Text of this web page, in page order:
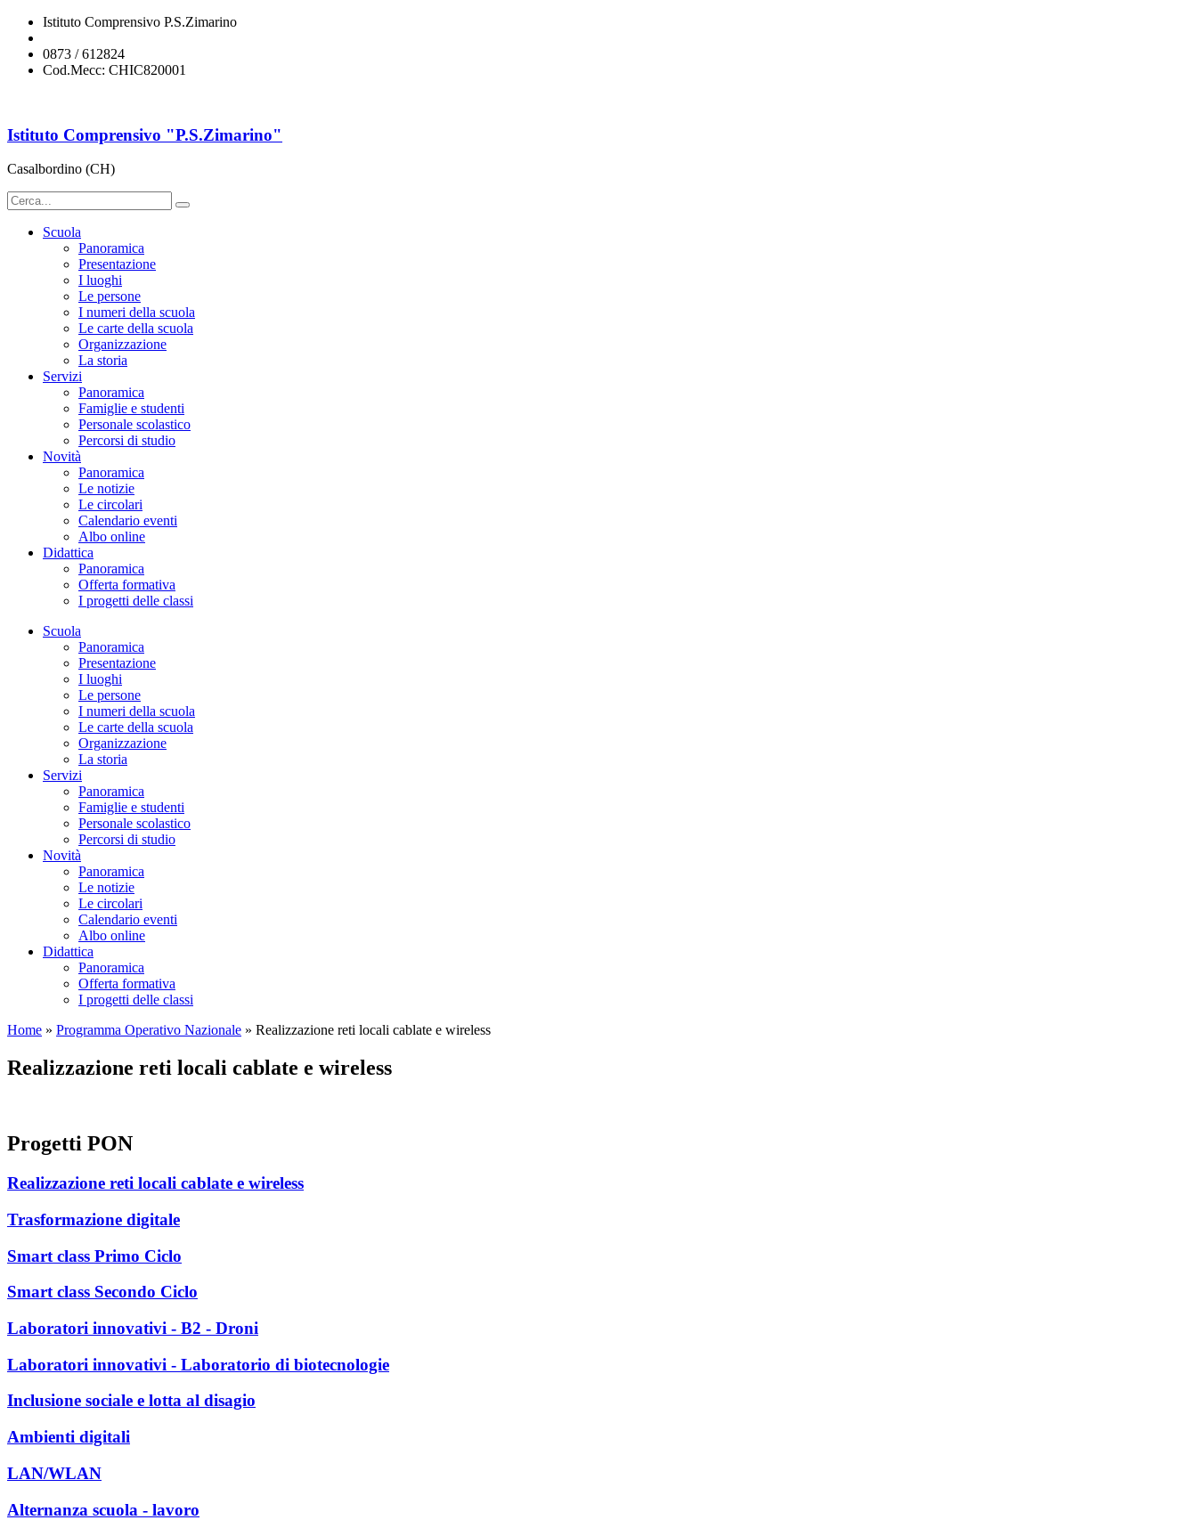
Istituto Comprensivo P.S.Zimarino
0873 / 612824
Cod.Mecc: CHIC820001
Istituto Comprensivo "P.S.Zimarino"
Casalbordino (CH)
Scuola
Panoramica
Presentazione
I luoghi
Le persone
I numeri della scuola
Le carte della scuola
Organizzazione
La storia
Servizi
Panoramica
Famiglie e studenti
Personale scolastico
Percorsi di studio
Novità
Panoramica
Le notizie
Le circolari
Calendario eventi
Albo online
Didattica
Panoramica
Offerta formativa
I progetti delle classi
Scuola
Panoramica
Presentazione
I luoghi
Le persone
I numeri della scuola
Le carte della scuola
Organizzazione
La storia
Servizi
Panoramica
Famiglie e studenti
Personale scolastico
Percorsi di studio
Novità
Panoramica
Le notizie
Le circolari
Calendario eventi
Albo online
Didattica
Panoramica
Offerta formativa
I progetti delle classi
Home » Programma Operativo Nazionale » Realizzazione reti locali cablate e wireless
Realizzazione reti locali cablate e wireless
Progetti PON
Realizzazione reti locali cablate e wireless
Trasformazione digitale
Smart class Primo Ciclo
Smart class Secondo Ciclo
Laboratori innovativi - B2 - Droni
Laboratori innovativi - Laboratorio di biotecnologie
Inclusione sociale e lotta al disagio
Ambienti digitali
LAN/WLAN
Alternanza scuola - lavoro